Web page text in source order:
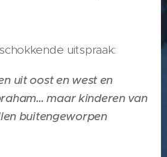
uitspraak:
uit oost en west en
maar kinderen van
buitengeworpen